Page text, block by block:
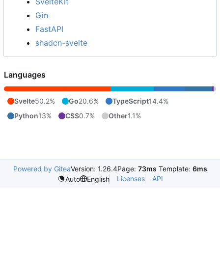
Gin
FastAPI
shadcn-svelte
Languages
Svelte50.2% Go20.6% TypeScript14.4%
Python13% CSS0.7% Other1.1%
Powered by GiteaVersion: 1.26.4Page: 73ms Template: 6ms
Auto
English Licenses API